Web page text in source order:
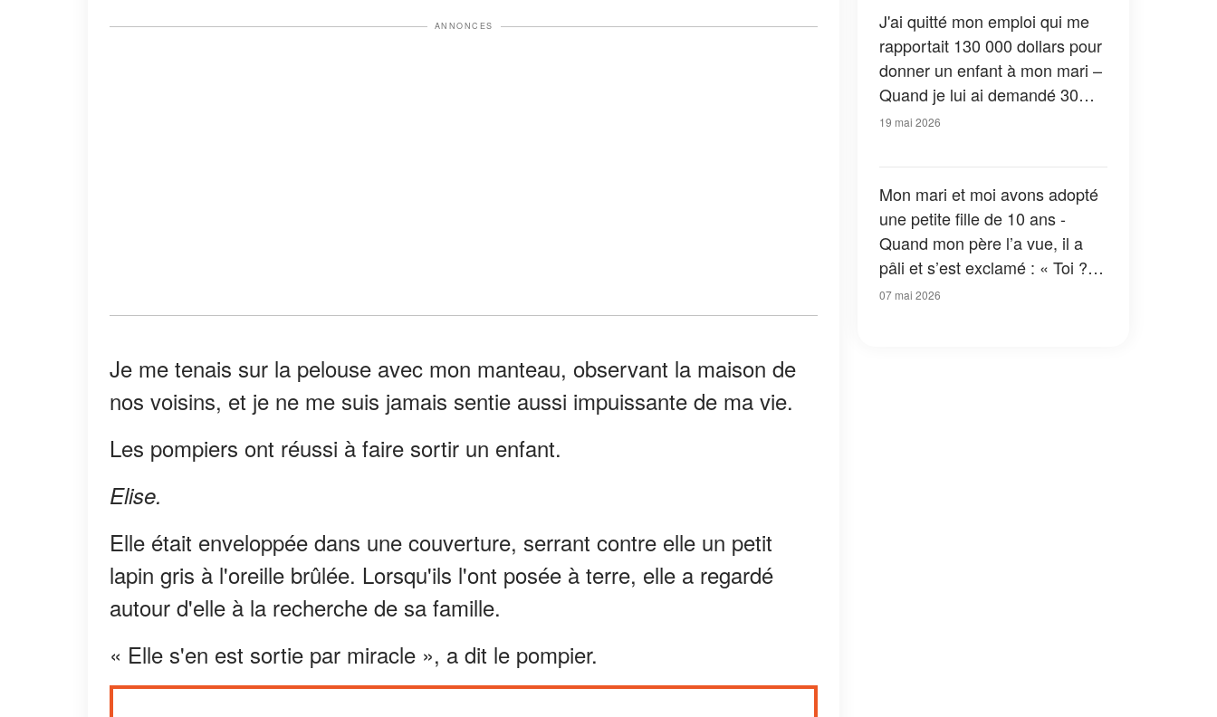
ANNONCES
Je me tenais sur la pelouse avec mon manteau, observant la maison de
nos voisins, et je ne me suis jamais sentie aussi impuissante de ma vie.
Les pompiers ont réussi à faire sortir un enfant.
Elise.
Elle était enveloppée dans une couverture, serrant contre elle un petit
lapin gris à l'oreille brûlée. Lorsqu'ils l'ont posée à terre, elle a regardé
autour d'elle à la recherche de sa famille.
« Elle s'en est sortie par miracle », a dit le pompier.
J'ai quitté mon emploi qui me
rapportait 130 000 dollars pour
donner un enfant à mon mari –
Quand je lui ai demandé 30
dollars pour acheter du lait en
19 mai 2026
Mon mari et moi avons adopté
une petite fille de 10 ans -
Quand mon père l’a vue, il a
pâli et s’est exclamé : « Toi ?…
Ce n’est pas possible ! »
07 mai 2026